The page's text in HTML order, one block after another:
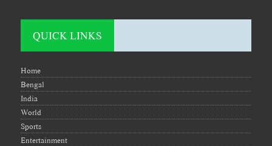
QUICK LINKS
Home
Bengal
India
World
Sports
Entertainment